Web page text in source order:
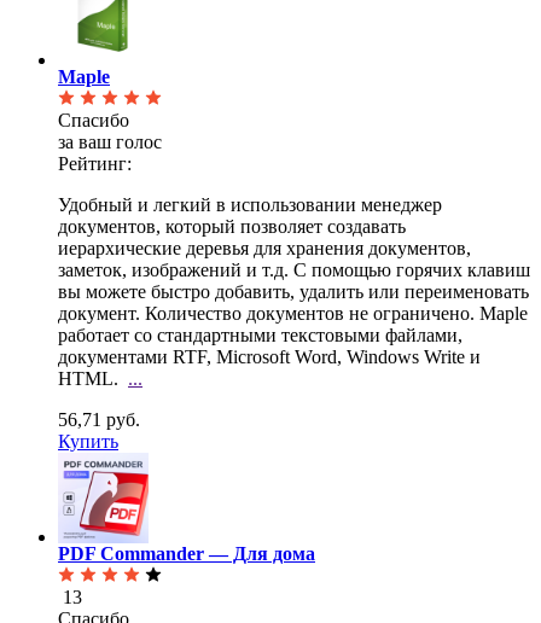
Maple
Спасибо
за ваш голос
Рейтинг:
Удобный и легкий в использовании менеджер
документов, который позволяет создавать
иерархические деревья для хранения документов,
заметок, изображений и т.д. С помощью горячих клавиш
вы можете быстро добавить, удалить или переименовать
документ. Количество документов не ограничено. Maple
работает со стандартными текстовыми файлами,
документами RTF, Microsoft Word, Windows Write и
HTML. ...
56,71 руб.
Купить
PDF Commander — Для дома
13